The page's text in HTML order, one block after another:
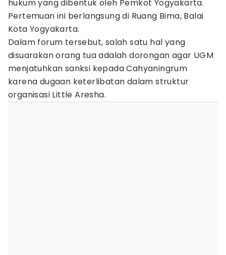
hukum yang dibentuk oleh Pemkot Yogyakarta.
Pertemuan ini berlangsung di Ruang Bima, Balai
Kota Yogyakarta.
Dalam forum tersebut, salah satu hal yang
disuarakan orang tua adalah dorongan agar UGM
menjatuhkan sanksi kepada Cahyaningrum
karena dugaan keterlibatan dalam struktur
organisasi Little Aresha.